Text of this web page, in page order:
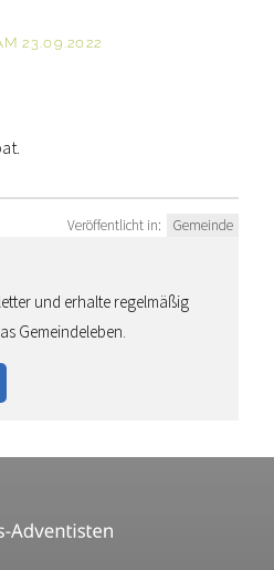
23.09.2022
Veröffentlicht in: Gemeinde
und erhalte regelmäßig
Gemeindeleben.